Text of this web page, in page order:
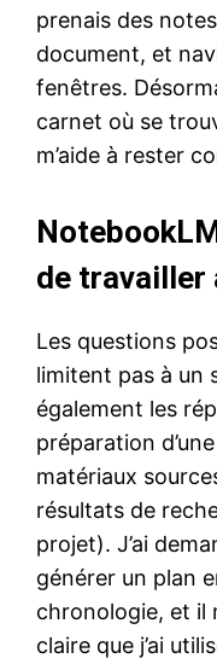
prenais des
document, et
fenêtres.
carnet où se
m’aide à rester
de travailler
Les questions
limitent pas à un
également les
préparation
matériaux
résultats de
projet). J’ai
générer un plan
chronologie, et il
claire que j’ai